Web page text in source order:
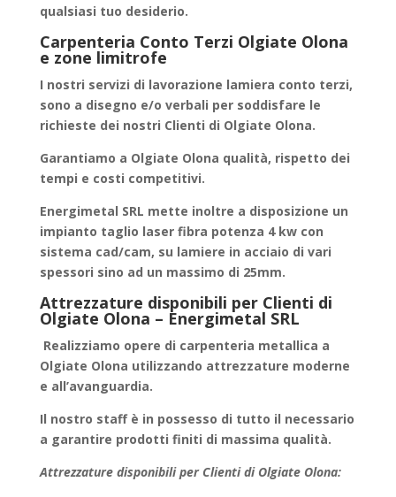
qualsiasi tuo desiderio.
Carpenteria Conto Terzi Olgiate Olona
e zone limitrofe
I nostri servizi di lavorazione lamiera conto terzi,
sono a disegno e/o verbali per soddisfare le
richieste dei nostri Clienti di Olgiate Olona.
Garantiamo a Olgiate Olona qualità, rispetto dei
tempi e costi competitivi.
Energimetal SRL mette inoltre a disposizione un
impianto taglio laser fibra potenza 4 kw con
sistema cad/cam, su lamiere in acciaio di vari
spessori sino ad un massimo di 25mm.
Attrezzature disponibili per Clienti di
Olgiate Olona – Energimetal SRL
Realizziamo opere di carpenteria metallica a
Olgiate Olona utilizzando attrezzature moderne
e all’avanguardia.
Il nostro staff è in possesso di tutto il necessario
a garantire prodotti finiti di massima qualità.
Attrezzature disponibili per Clienti di Olgiate Olona: